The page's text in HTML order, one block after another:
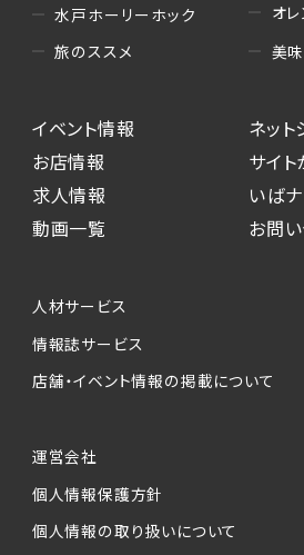
水戸ホーリーホック
旅のススメ
オ
美
イベント情報
お店情報
求人情報
動画一覧
ネット
サイ
いば
お問
人材サービス
情報誌サービス
店舗・イベント情報の掲載について
運営会社
個人情報保護方針
個人情報の取り扱いについて